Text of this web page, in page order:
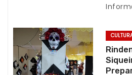
d
e